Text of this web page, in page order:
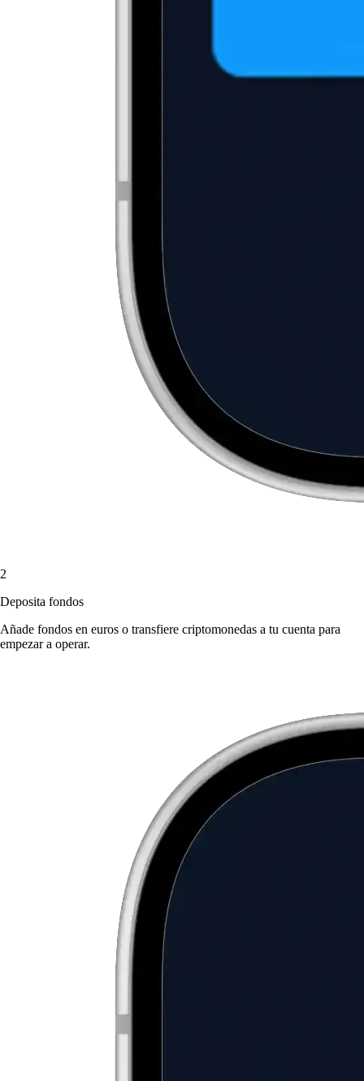
2
Deposita fondos
Añade fondos en euros o transfiere criptomonedas a tu cuenta para
empezar a operar.